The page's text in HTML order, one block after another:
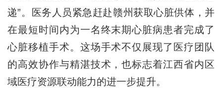
递”。医务人员紧急赶赴赣州获取心脏供体，并
在最短时间内为一名终末期心脏病患者完成了
心脏移植手术。这场手术不仅展现了医疗团队
的高效协作与精湛技术，也标志着江西省内区
域医疗资源联动能力的进一步提升。